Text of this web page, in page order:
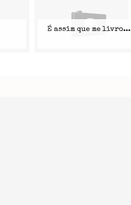
É assim que me livro...